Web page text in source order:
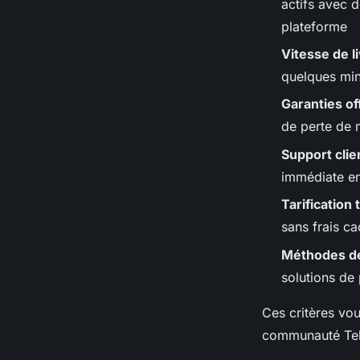
actifs avec
plateforme
Vitesse de
quelques
Garanties
de perte de
Support
immédiate
Tarification
sans frais
Méthodes
solutions de
Ces critères
communauté